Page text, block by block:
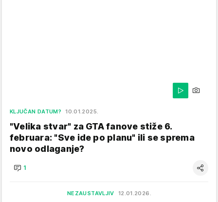
KLJUČAN DATUM? 10.01.2025.
"Velika stvar" za GTA fanove stiže 6.
februara: "Sve ide po planu" ili se sprema
novo odlaganje?
1
NEZAUSTAVLJIV 12.01.2026.